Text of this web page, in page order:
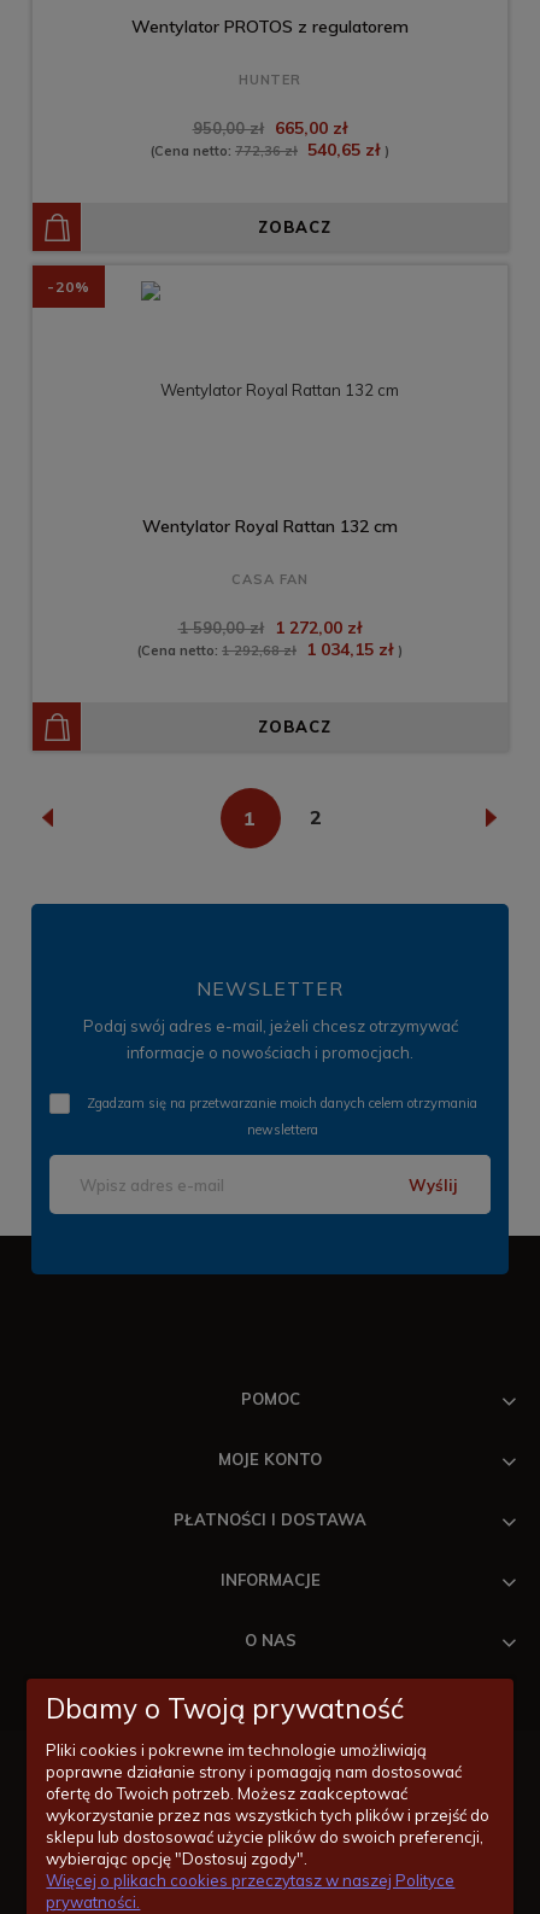
Wentylator PROTOS z regulatorem
HUNTER
950,00 zł 665,00 zł
(Cena netto: 772,36 zł 540,65 zł )
ZOBACZ
Wentylator Royal Rattan 132 cm
CASA FAN
1 590,00 zł 1 272,00 zł
(Cena netto: 1 292,68 zł 1 034,15 zł )
ZOBACZ
-20%
« 1 2 »
NEWSLETTER
Podaj swój adres e-mail, jeżeli chcesz otrzymywać
informacje o nowościach i promocjach.
Zgadzam się na przetwarzanie moich danych celem otrzymania
newslettera
Wyślij
POMOC
MOJE KONTO
PŁATNOŚCI I DOSTAWA
INFORMACJE
O NAS
Masz pytania odnośnie zakupów lub konkretnych produktów?
Jesteśmy po to by Ci pomóc!
14/620-11-55
Dbamy o Twoją prywatność
Pliki cookies i pokrewne im technologie umożliwiają
poprawne działanie strony i pomagają nam dostosować
ofertę do Twoich potrzeb. Możesz zaakceptować
wykorzystanie przez nas wszystkich tych plików i przejść do
sklepu lub dostosować użycie plików do swoich preferencji,
wybierając opcję "Dostosuj zgody".
Więcej o plikach cookies przeczytasz w naszej Polityce
prywatności.